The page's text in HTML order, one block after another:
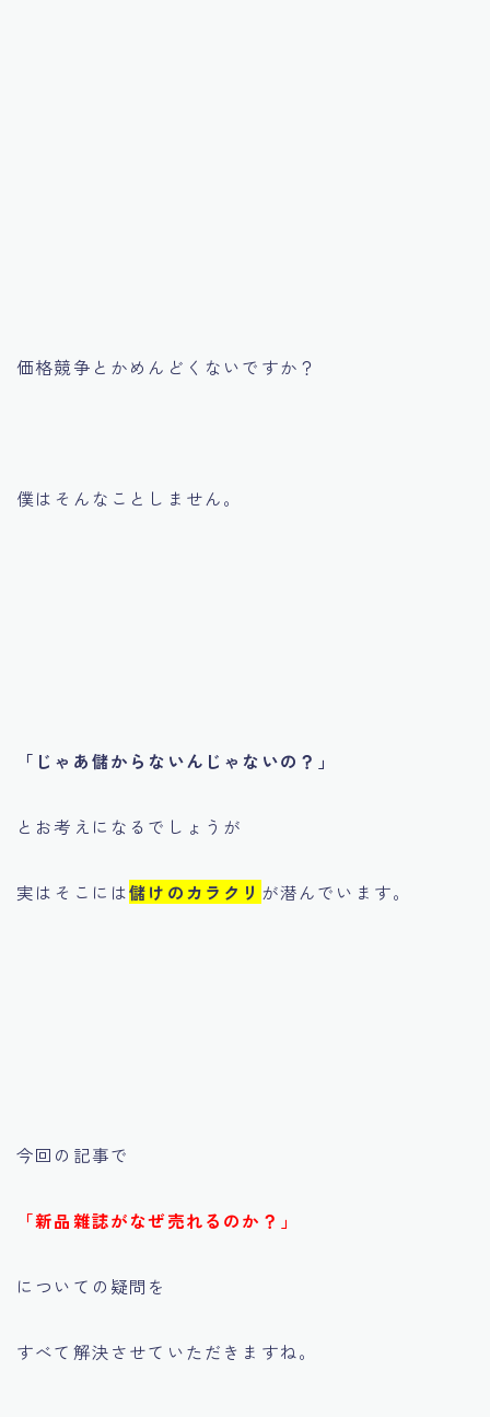
価格競争とかめんどくないですか？
僕はそんなことしません。
「じゃあ儲からないんじゃないの？」
とお考えになるでしょうが
実はそこには儲けのカラクリ が潜んでいます。
今回の記事で
「新品雜誌がなぜ売れるのか？」
についての疑問を
すべて解決させていただきますね。